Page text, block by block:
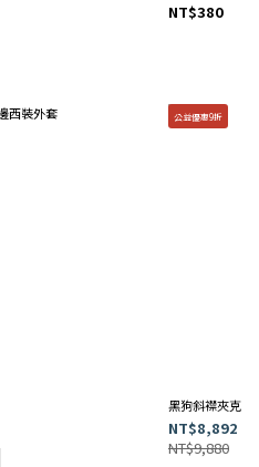
NT$380
公益優惠9折
黑狗斜襟夾克
NT$8,892
NT$9,880